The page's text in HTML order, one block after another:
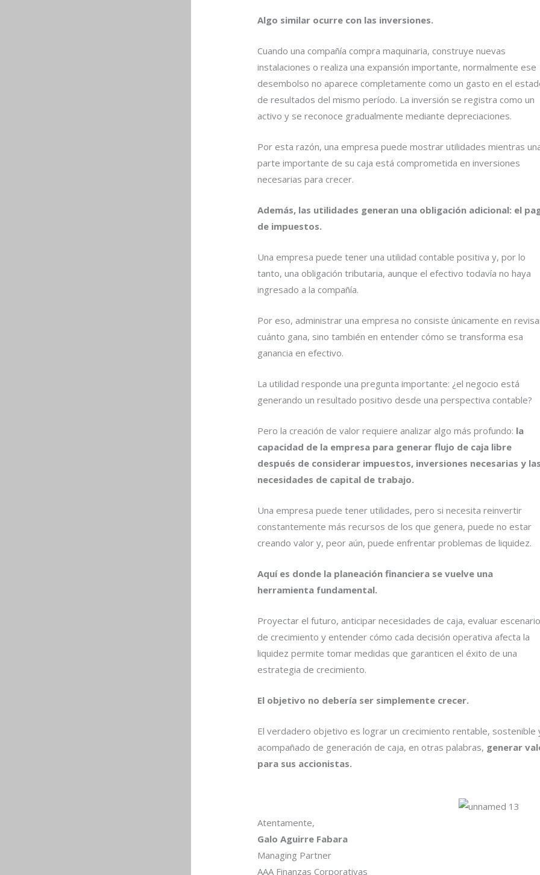
Algo similar ocurre con las inversiones.
Cuando una compañía compra maquinaria, construye nuevas
instalaciones o realiza una expansión importante, normalmente ese
desembolso no aparece completamente como un gasto en el
de resultados del mismo período. La inversión se registra como un
activo y se reconoce gradualmente mediante depreciaciones.
Por esta razón, una empresa puede mostrar utilidades mientras
parte importante de su caja está comprometida en inversiones
necesarias para crecer.
Además, las utilidades generan una obligación adicional: el
de impuestos.
Una empresa puede tener una utilidad contable positiva y, por lo
tanto, una obligación tributaria, aunque el efectivo todavía no haya
ingresado a la compañía.
Por eso, administrar una empresa no consiste únicamente en
cuánto gana, sino también en entender cómo se transforma esa
ganancia en efectivo.
La utilidad responde una pregunta importante: ¿el negocio está
generando un resultado positivo desde una perspectiva contable?
Pero la creación de valor requiere analizar algo más profundo: la
capacidad de la empresa para generar flujo de caja libre
después de considerar impuestos, inversiones necesarias y
necesidades de capital de trabajo.
Una empresa puede tener utilidades, pero si necesita reinvertir
constantemente más recursos de los que genera, puede no estar
creando valor y, peor aún, puede enfrentar problemas de liquidez.
Aquí es donde la planeación financiera se vuelve una
herramienta fundamental.
Proyectar el futuro, anticipar necesidades de caja, evaluar
de crecimiento y entender cómo cada decisión operativa afecta la
liquidez permite tomar medidas que garanticen el éxito de una
estrategia de crecimiento.
El objetivo no debería ser simplemente crecer.
El verdadero objetivo es lograr un crecimiento rentable, sostenible
acompañado de generación de caja, en otras palabras, generar
para sus accionistas.
Atentamente,
Galo Aguirre Fabara
Managing Partner
AAA Finanzas Corporativas